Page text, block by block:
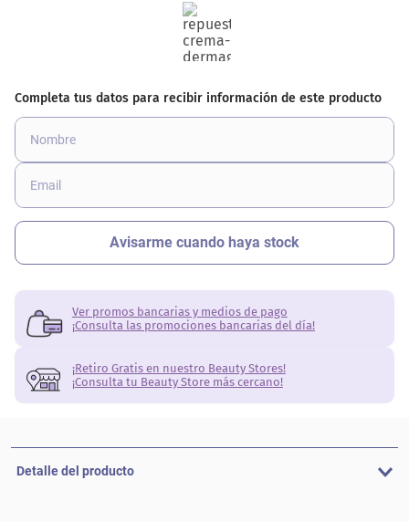
Ver promos bancarias y medios de pago
¡Consulta las promociones bancarias del día!
¡Retiro Gratis en nuestro Beauty Stores!
¡Consulta tu Beauty Store más cercano!
Detalle del producto